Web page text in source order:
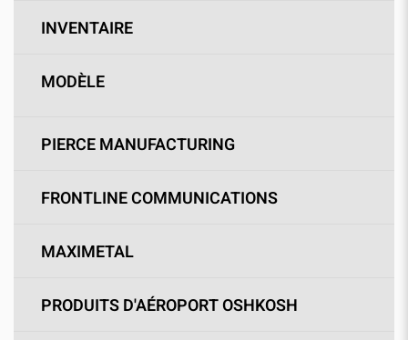
INVENTAIRE
MODÈLE
PIERCE MANUFACTURING
FRONTLINE COMMUNICATIONS
MAXIMETAL
PRODUITS D'AÉROPORT OSHKOSH